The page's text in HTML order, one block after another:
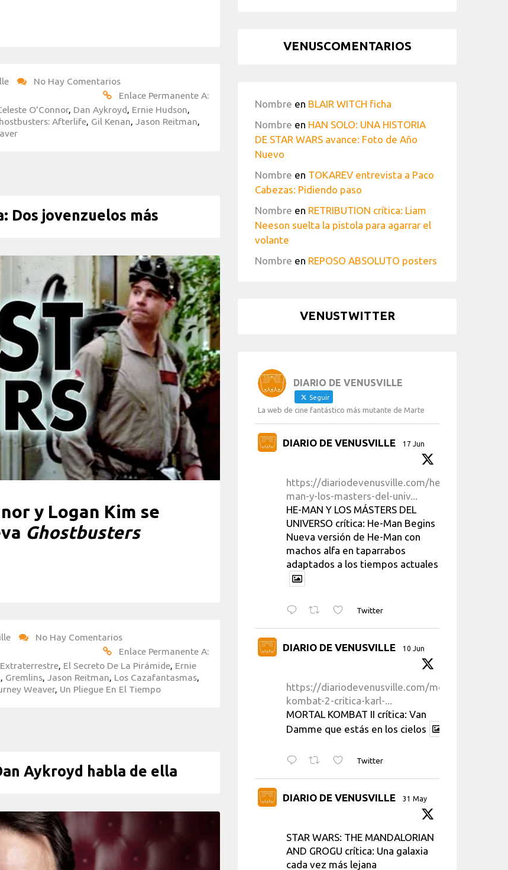
No Hay Comentarios
Enlace Permanente A:
O'Connor, Dan Aykroyd, Ernie Hudson,
Afterlife, Gil Kenan, Jason Reitman,
Dos jovenzuelos más
y Logan Kim se
Ghostbusters
No Hay Comentarios
Enlace Permanente A:
, El Secreto De La Pirámide, Ernie
, Gremlins, Jason Reitman, Los Cazafantasmas,
Weaver, Un Pliegue En El Tiempo
Aykroyd habla de ella
VENUSCOMENTARIOS
Nombre en BLAIR WITCH ficha
Nombre en HAN SOLO: UNA HISTORIA
DE STAR WARS avance: Foto de Año
Nuevo
Nombre en TOKAREV entrevista a Paco
Cabezas: Pidiendo paso
Nombre en RETRIBUTION crítica: Liam
Neeson suelta la pistola para agarrar el
volante
Nombre en REPOSO ABSOLUTO posters
VENUSTWITTER
DIARIO DE VENUSVILLE
Seguir
La web de cine fantástico más mutante de Marte
DIARIO DE VENUSVILLE 17 Jun
https://diariodevenusville.com/he-
man-y-los-masters-del-univ...
HE-MAN Y LOS MÁSTERS DEL
UNIVERSO crítica: He-Man Begins
Nueva versión de He-Man con
machos alfa en taparrabos
adaptados a los tiempos actuales
Twitter
DIARIO DE VENUSVILLE 10 Jun
https://diariodevenusville.com/mortal-
kombat-2-critica-karl-...
MORTAL KOMBAT II crítica: Van
Damme que estás en los cielos
Twitter
DIARIO DE VENUSVILLE 31 May
STAR WARS: THE MANDALORIAN
AND GROGU crítica: Una galaxia
cada vez más lejana